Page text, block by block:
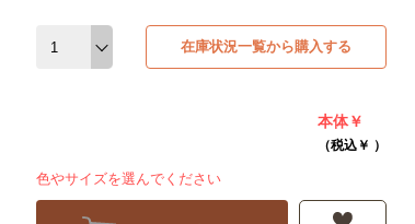
在庫状況一覧から購入する
本体￥
（税込￥ ）
色やサイズを選んでください